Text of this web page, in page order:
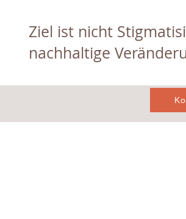
Ziel ist nicht
nachhaltige